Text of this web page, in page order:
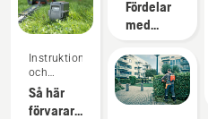
Instruktioner
och
guider
Så här
förvarar
Fördelar
med
gräsklippning
för
greenkeepers